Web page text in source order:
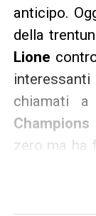
anticipo.
della
Lione
chiamati
Champions
zero ma ha
andato a